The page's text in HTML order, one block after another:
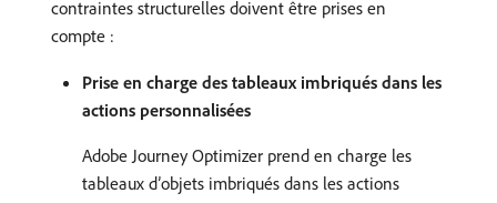
contraintes structurelles doivent être prises en
compte :
Prise en charge des tableaux imbriqués dans les
actions personnalisées
Adobe Journey Optimizer prend en charge les
tableaux d’objets imbriqués dans les actions